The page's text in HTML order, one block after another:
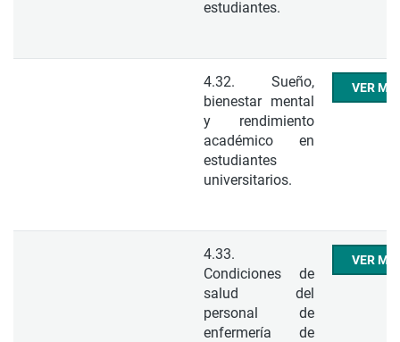
estudiantes.
4.32. Sueño,
bienestar mental
y rendimiento
académico en
estudiantes
universitarios.
VER
4.33.
Condiciones de
salud del
personal de
enfermería de
VER